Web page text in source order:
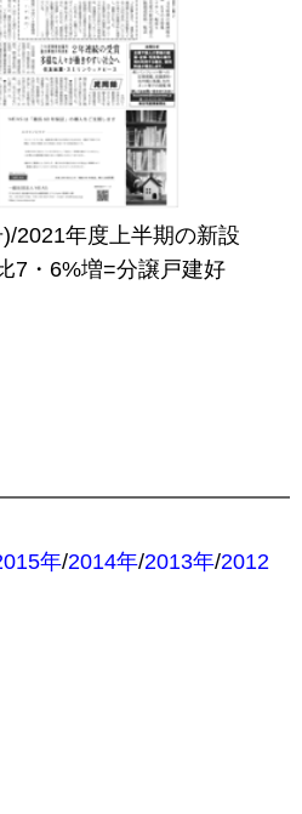
2021年度上半期の新設
7・6%増=分譲戸建好
年/2014年/2013年/2012